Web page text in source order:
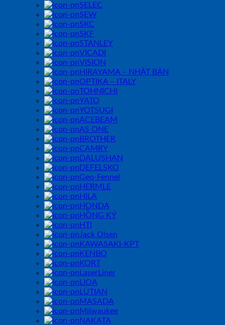
SELEC
SEW
SKC
SKF
STANLEY
VICADI
VISION
HIRAYAMA – NHẬT BẢN
OPTIKA – ITALY
TOHNICHI
YATO
YOTSUGI
ACEBEAM
AS ONE
BROTHER
CAMRY
DALUSHAN
DEFELSKO
Geo-Fennel
HERMLE
HILA
HONDA
HỒNG KÝ
HTI
Jack Olsen
KAWASAKI-KPT
KENBO
KORT
LaserLiner
LIOA
LUTIAN
MASADA
Milwaukee
NAKATA